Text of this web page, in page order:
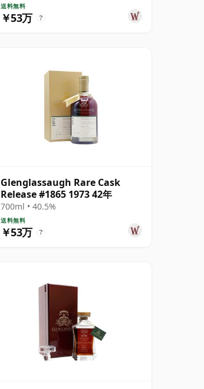
送料無料
￥53万 ?
Glenglassaugh Rare Cask
Release #1865 1973 42年
700ml • 40.5%
送料無料
￥53万 ?